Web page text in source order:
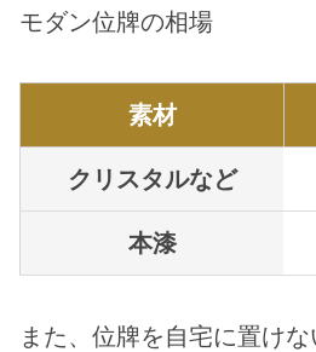
モダン位牌の相場
素材
クリスタルなど
本漆
また、位牌を自宅に置け